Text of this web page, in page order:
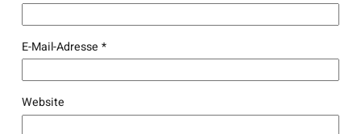
E-Mail-Adresse *
Website